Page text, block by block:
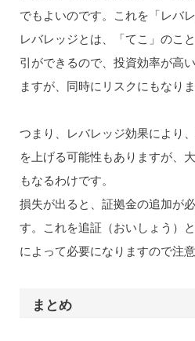
でもよいのです。これを「レバ
レバレッジとは、「てこ」のこ
引ができるので、投資効率が高
ますが、同時にリスクにもなりま
つまり、レバレッジ効果により
を上げる可能性もありますが、
もなるわけです。
損失が出ると、証拠金の追加が
す。これを追証（おいしょう）
によって必要になりますので注
まとめ